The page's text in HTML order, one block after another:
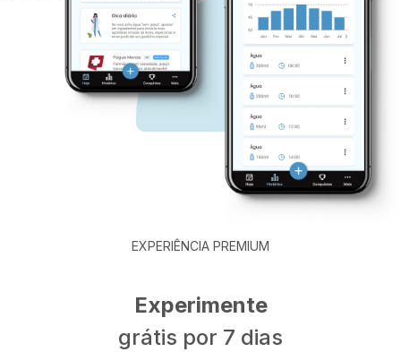
EXPERIÊNCIA PREMIUM
Experimente
grátis por 7 dias